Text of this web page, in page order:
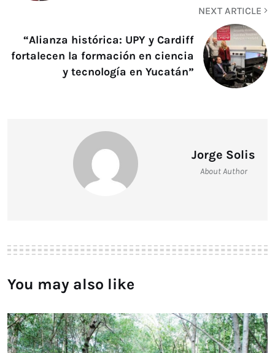
NEXT ARTICLE
“Alianza histórica: UPY y Cardiff
fortalecen la formación en ciencia
y tecnología en Yucatán”
Jorge Solis
About Author
You may also like